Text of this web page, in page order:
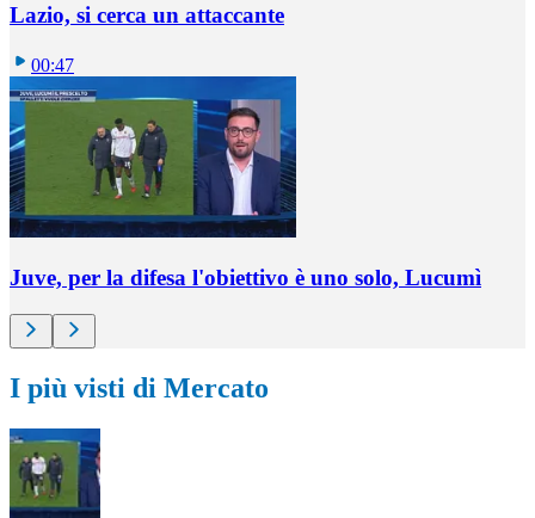
Lazio, si cerca un attaccante
00:47
Juve, per la difesa l'obiettivo è uno solo, Lucumì
I più visti di Mercato